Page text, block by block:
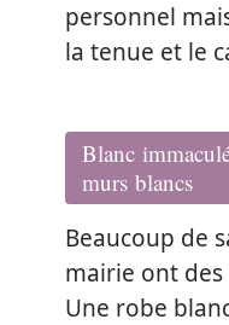
personnel
la tenue et le
Blanc
murs blancs
Beaucoup de
mairie ont
Une robe